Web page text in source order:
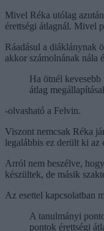
Mivel Réka utólag
érettségi átlagnál. Mivel
Ráadásul a diáklánynak
akkor számolnának nála
Ha ötnél
átlag
-olvasható a Felvin.
Viszont nemcsak Réka
legalábbis ez derült ki
Arról nem beszélve,
készültek, de másik
Az esettel kapcsolatban
A tanulmányi
pontok érettségi